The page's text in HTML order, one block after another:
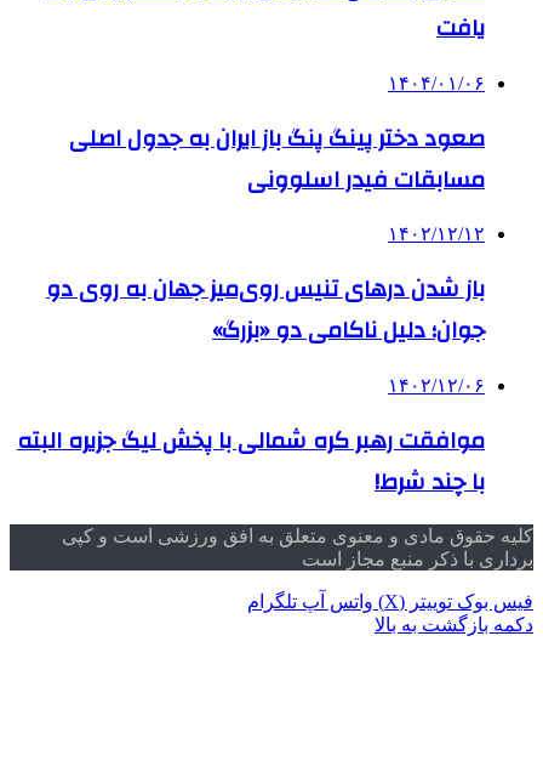
یافت
۱۴۰۴/۰۱/۰۶
صعود دختر پینگ پنگ باز ایران به جدول اصلی
مسابقات فیدر اسلوونی
۱۴۰۲/۱۲/۱۲
باز شدن درهای تنیس روی‌میز جهان به روی دو
جوان؛ دلیل ناکامی دو «بزرگ»
۱۴۰۲/۱۲/۰۶
موافقت رهبر کره شمالی با پخش لیگ جزیره البته
با چند شرط!
کلیه حقوق مادی و معنوی متعلق به افق ورزشی است و کپی
برداری با ذکر منبع مجاز است
فیس بوک توییتر (X) واتس آپ تلگرام
دکمه بازگشت به بالا